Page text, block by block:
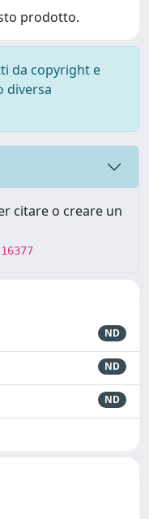
prodotto.
da copyright e
diversa
citare o creare un
ND
ND
ND